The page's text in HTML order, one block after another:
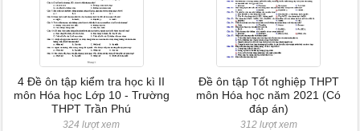
4 Đề ôn tập kiểm tra học kì II
môn Hóa học Lớp 10 - Trường
THPT Trần Phú
324 lượt xem
Đề ôn tập Tốt nghiệp THPT
môn Hóa học năm 2021 (Có
đáp án)
312 lượt xem